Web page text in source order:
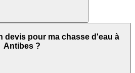
devis pour ma chasse d'eau à
Antibes ?